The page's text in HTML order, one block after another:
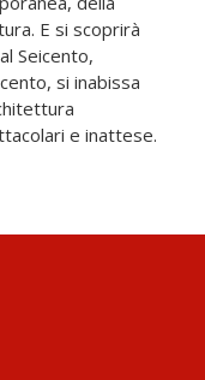
E si scoprirà
Seicento,
si inabissa
e inattese.